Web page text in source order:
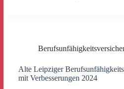
Alte Leipziger
mit Verbesserungen 2024